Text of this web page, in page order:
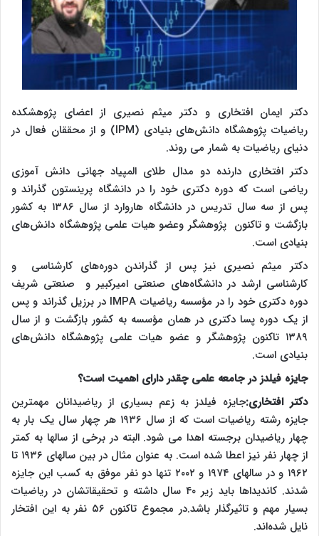
دکتر ایمان افتخاری و دکتر میثم نصیری از اعضای پژوهشکده
ریاضیات پژوهشگاه دانش‌های بنیادی (IPM) و از محققان فعال در
دنیای ریاضیات به شمار می روند.
دکتر افتخاری دارنده دو مدال طلای المپیاد جهانی دانش آموزی
ریاضی است که دوره دکتری خود را در دانشگاه پرینستون گذراند و
پس از سه سال تدریس در دانشگاه هاروارد از سال ۱۳۸۶ به کشور
بازگشت و تاکنون پژوهشگر وعضو هیات علمی پژوهشگاه دانش‌های
بنیادی است.
دکتر میثم نصیری نیز پس از گذراندن دوره‌های کارشناسی و
کارشناسی ارشد در دانشگاه‌های صنعتی امیرکبیر و صنعتی شریف
دوره دکتری خود را در مؤسسه ریاضیات IMPA در برزیل گذراند و پس
از یک دوره پسا دکتری در همان مؤسسه به کشور بازگشت و از سال
۱۳۸۹ تاکنون پژوهشگر و عضو هیات علمی پژوهشگاه دانش‌های
بنیادی است.
جایزه فیلدز در جامعه علمی چقدر دارای اهمیت است؟
دکتر افتخاری:جایزه فیلدز به زعم بسیاری از ریاضیدانان مهمترین
جایزه رشته ریاضیات است که از سال ۱۹۳۶ هر چهار سال یک بار به
چهار ریاضیدان برجسته اهدا می شود. البته در برخی از سالها به کمتر
از چهار نفر نیز اعطا شده است. به عنوان مثال در بین سالهای ۱۹۳۶ تا
۱۹۶۲ و در سالهای ۱۹۷۴ و ۲۰۰۲ تنها دو نفر موفق به کسب این جایزه
شدند. کاندیداها باید زیر ۴۰ سال داشته و تحقیقاتشان در ریاضیات
بسیار مهم و تاثیرگذار باشد.در مجموع تاکنون ۵۶ نفر به این افتخار
نایل شده‌اند.